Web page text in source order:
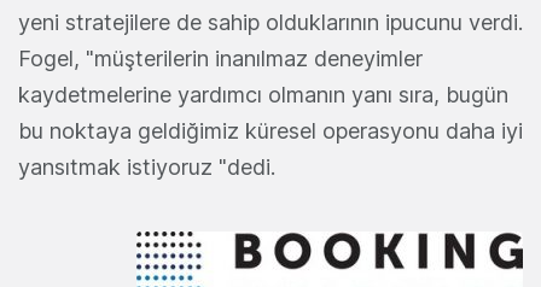
yeni stratejilere de sahip olduklarının ipucunu verdi.
Fogel, "müşterilerin inanılmaz deneyimler
kaydetmelerine yardımcı olmanın yanı sıra, bugün
bu noktaya geldiğimiz küresel operasyonu daha iyi
yansıtmak istiyoruz "dedi.